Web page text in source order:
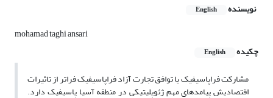
نویسنده English
mohamad taghi ansari
چکیده
English
مشارکت فراپاسیفیک یا توافق تجارت آزاد فراپاسیفیک فراتر از تاثیرات
اقتصادیش پیامدهای مهم ژئوپلیتیکی در منطقه آسیا پاسیفیک دارد.